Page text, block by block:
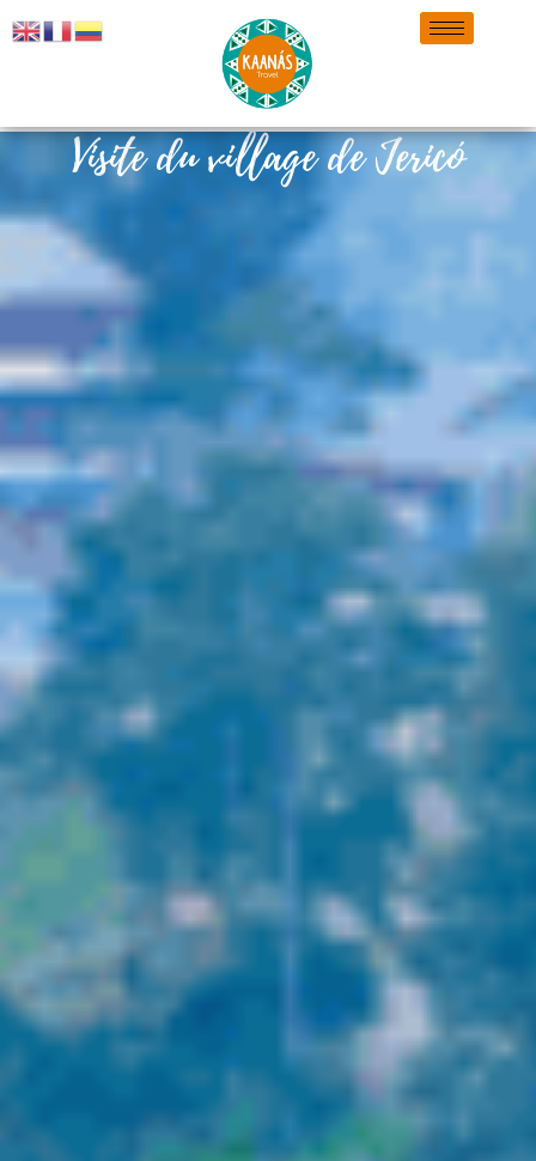
Visite du village de Jericó